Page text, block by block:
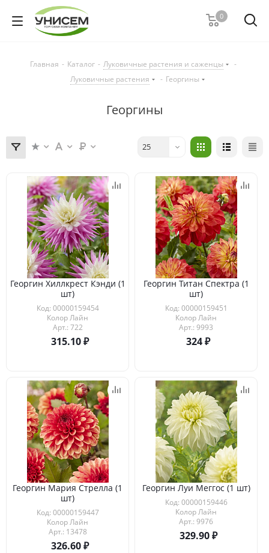
0
Главная - Каталог - Луковичные растения и саженцы
-
Луковичные растения
- Георгины
Георгины
25
Георгин Хиллкрест Кэнди (1
шт)
Код: 00000159454
Колор Лайн
Арт.: 722
315.10
Георгин Титан Спектра (1
шт)
Код: 00000159451
Колор Лайн
Арт.: 9993
324
Георгин Мария Стрелла (1
шт)
Код: 00000159447
Колор Лайн
Арт.: 13478
326.60
Георгин Луи Меггос (1 шт)
Код: 00000159446
Колор Лайн
Арт.: 9976
329.90